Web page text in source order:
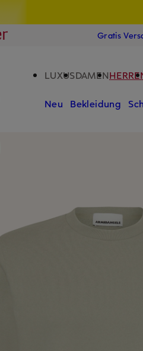
Breuninger
Gratis
LUXUSDAMEN
Neu Bekleidung